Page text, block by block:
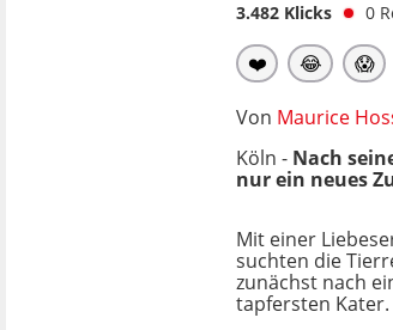
3.482 Klicks 0
❤️ 😂 😱
Von Maurice
Köln - Nach
nur ein neues
Mit einer
suchten die
zunächst nach
tapfersten Kater.